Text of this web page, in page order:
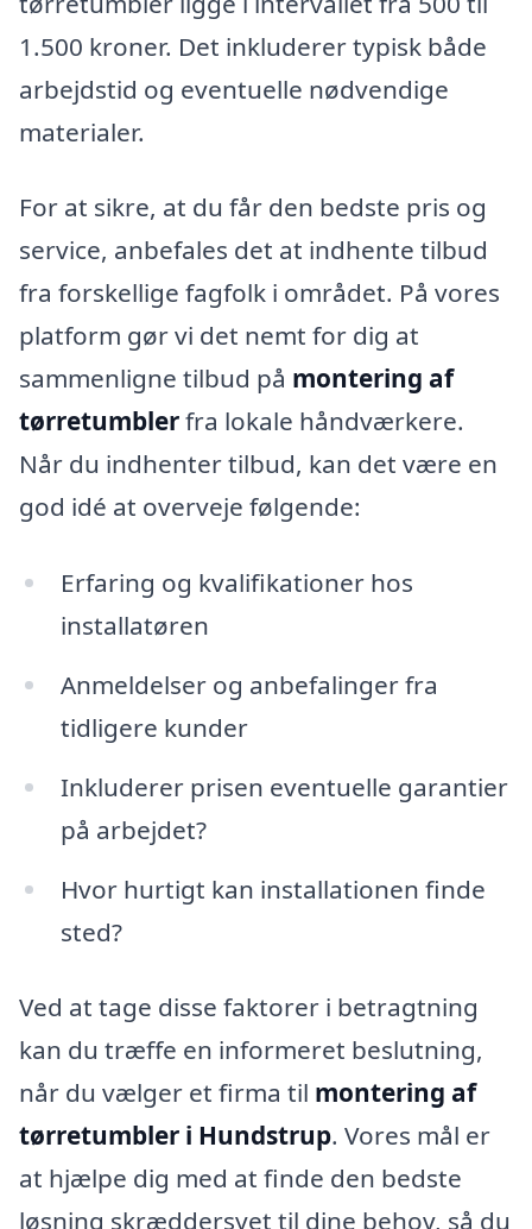
1.500 kroner. Det inkluderer typisk både
arbejdstid og eventuelle nødvendige
materialer.
For at sikre, at du får den bedste pris og
service, anbefales det at indhente tilbud
fra forskellige fagfolk i området. På vores
platform gør vi det nemt for dig at
sammenligne tilbud på montering af
tørretumblerfra lokale håndværkere.
Når du indhenter tilbud, kan det være en
god idé at overveje følgende:
Erfaring og kvalifikationer hos
installatøren
Anmeldelser og anbefalinger fra
tidligere kunder
Inkluderer prisen eventuelle garantier
på arbejdet?
Hvor hurtigt kan installationen finde
sted?
Ved at tage disse faktorer i betragtning
kan du træffe en informeret beslutning,
når du vælger et firma til montering af
tørretumbler i Hundstrup. Vores mål er
at hjælpe dig med at finde den bedste
løsning skræddersyet til dine behov, så du